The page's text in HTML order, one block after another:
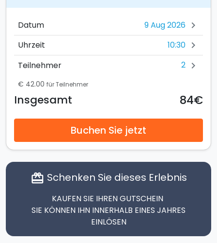
Datum chevron_right
Uhrzeit 10:30 chevron_right
Teilnehmer 2 chevron_right
€ 42.00 für Teilnehmer
Insgesamt 84€
Buchen Sie jetzt
card_giftcard Schenken Sie dieses Erlebnis
KAUFEN SIE IHREN GUTSCHEIN
SIE KÖNNEN IHN INNERHALB EINES JAHRES
EINLÖSEN